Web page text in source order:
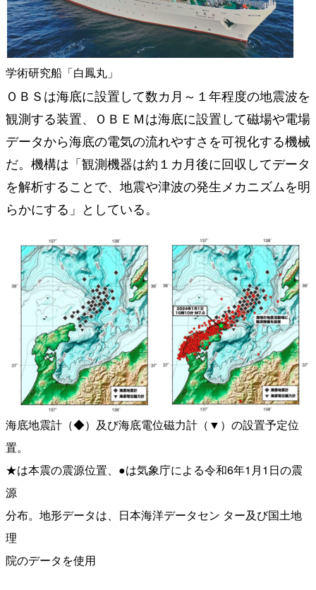
学術研究船「白鳳丸」
ＯＢＳは海底に設置して数カ月～１年程度の地震波を
観測する装置、ＯＢＥＭは海底に設置して磁場や電場
データから海底の電気の流れやすさを可視化する機械
だ。機構は「観測機器は約１カ月後に回収してデータ
を解析することで、地震や津波の発生メカニズムを明
らかにする」としている。
海底地震計（◆）及び海底電位磁力計（▼）の設置予定位
置。
★は本震の震源位置、●は気象庁による令和6年1月1日の震
源
分布。地形データは、日本海洋データセン ター及び国土地
理
院のデータを使用